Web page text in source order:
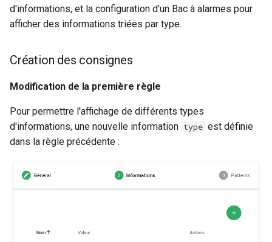
d'informations, et la configuration d'un Bac à alarmes pour
afficher des informations triées par type.
Création des consignes
Modification de la première règle
Pour permettre l'affichage de différents types
d'informations, une nouvelle information type est définie
dans la règle précédente :